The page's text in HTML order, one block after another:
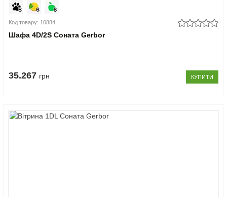
Код товару: 10884
Шафа 4D/2S Соната Gerbor
35.267 грн КУПИТИ